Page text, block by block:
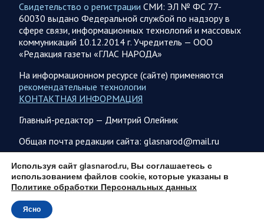
группировки «Север» взяли под контроль Рыжевку в…
05.08.2026 12:51
Власть
обороны России. Главное
Главное: Все службы тыла Минобороны объединяются под
руководством Валерия Солодчука. Группировкой «Центр» в
рамках СВО будет командовать Андрей Иванаев.
Группировка…
05.08.2026 09:56
Спецоперация
В ночь на 5 августа ВС РФ нанесли комбинированные
удары по военным объектам в 7 областях Украины
Олег Царев сообщает: Мониторинг противника насчитал
Свидетельство о регистрации СМИ: ЭЛ № ФС 77-
60030 выдано Федеральной службой по надзору в
сфере связи, информационных технологий и массовых
коммуникаций 10.12.2014 г. Учредитель — ООО
«Редакция газеты «ГЛАС НАРОДА»
На информационном ресурсе (сайте) применяются
рекомендательные технологии
КОНТАКТНАЯ ИНФОРМАЦИЯ
Главный-редактор — Дмитрий Олейник
Общая почта редакции сайта: glasnarod@mail.ru
ПОДПИСКА
Используя сайт glasnarod.ru, Вы соглашаетесь с
использованием файлов cookie, которые указаны в
Политике обработки Персональных данных
Ясно